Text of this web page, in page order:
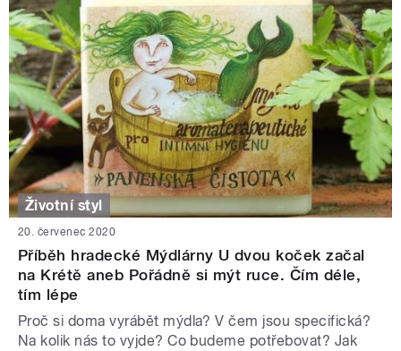
Životní styl
20. červenec 2020
Příběh hradecké Mýdlárny U dvou koček začal
na Krétě aneb Pořádně si mýt ruce. Čím déle,
tím lépe
Proč si doma vyrábět mýdla? V čem jsou specifická?
Na kolik nás to vyjde? Co budeme potřebovat? Jak